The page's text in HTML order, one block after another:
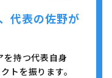
代表の佐野が
を持つ代表自身
トを振ります。